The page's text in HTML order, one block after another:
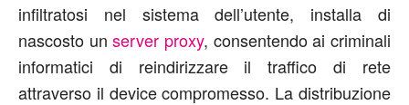
infiltratosi nel sistema dell’utente, installa di
nascosto unserver proxy, consentendo ai criminali
informatici di reindirizzare il traffico di rete
attraverso il device compromesso. La distribuzione